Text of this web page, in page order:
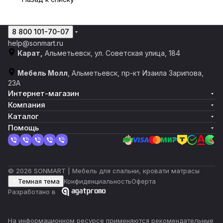
8 800 101-70-07
help@sonmart.ru
Карат, Альметьевск, ул. Советская улица, 184
Мебель Молл , Альметьевск, пр-кт Изаила Зарипова,
23А
Интернет-магазин
Компания
Каталог
Помощь
© 2026 SONMART | Мебель для спальни, кровати матрасы
Темная тема
КонфиденциальностьОферта
Разработано в
На информационном ресурсе применяются рекомендательные